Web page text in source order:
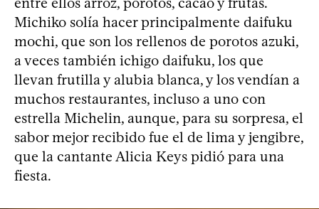
Michiko solía hacer principalmente daifuku
mochi, que son los rellenos de porotos azuki,
a veces también ichigo daifuku, los que
llevan frutilla y alubia blanca, y los vendían a
muchos restaurantes, incluso a uno con
estrella Michelin, aunque, para su sorpresa, el
sabor mejor recibido fue el de lima y jengibre,
que la cantante Alicia Keys pidió para una
fiesta.